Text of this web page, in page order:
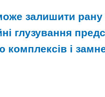
залишити рану
глузування
комплексів і